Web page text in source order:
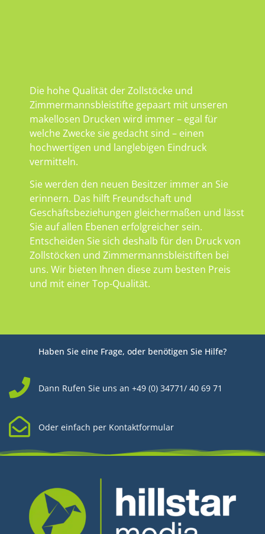
Die hohe Qualität der Zollstöcke und
Zimmermannsbleistifte gepaart mit unseren
makellosen Drucken wird immer – egal für
welche Zwecke sie gedacht sind – einen
hochwertigen und langlebigen Eindruck
vermitteln.
Sie werden den neuen Besitzer immer an Sie
erinnern. Das hilft Freundschaft und
Geschäftsbeziehungen gleichermaßen und lässt
Sie auf allen Ebenen erfolgreicher sein.
Entscheiden Sie sich deshalb für den Druck von
Zollstöcken und Zimmermannsbleistiften bei
uns. Wir bieten Ihnen diese zum besten Preis
und mit einer Top-Qualität.
Haben Sie eine Frage, oder benötigen Sie Hilfe?
Dann Rufen Sie uns an +49 (0) 34771/ 40 69 71
Oder einfach per Kontaktformular